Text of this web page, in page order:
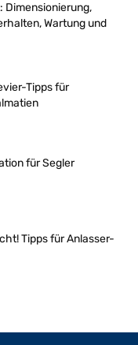
Dimensionierung,
Wartung und
Tipps für
für Segler
Tipps für Anlasser-